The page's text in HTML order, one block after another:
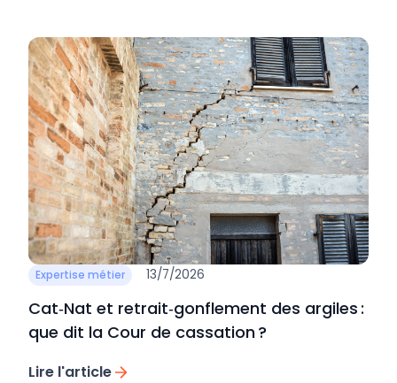
Expertise métier 13/7/2026
Cat‑Nat et retrait‑gonflement des argiles :
que dit la Cour de cassation ?
Lire l'article